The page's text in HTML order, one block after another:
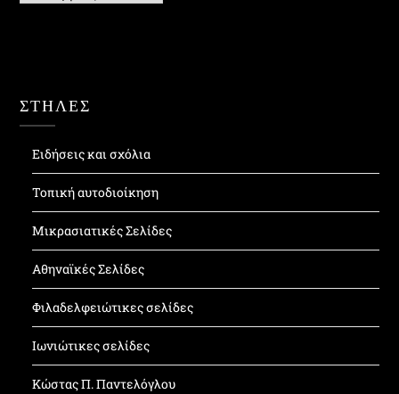
ΣΤΗΛΕΣ
Ειδήσεις και σχόλια
Τοπική αυτοδιοίκηση
Μικρασιατικές Σελίδες
Αθηναϊκές Σελίδες
Φιλαδελφειώτικες σελίδες
Ιωνιώτικες σελίδες
Κώστας Π. Παντελόγλου